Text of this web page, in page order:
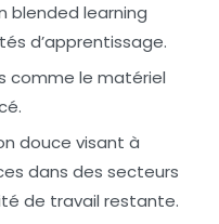
blended learning
d’apprentissage.
comme le matériel
douce visant à
dans des secteurs
de travail restante.